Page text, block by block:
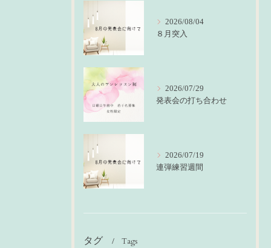
2026/08/04
８月突入
2026/07/29
発表会の打ち合わせ
2026/07/19
連弾練習週間
タグ Tags